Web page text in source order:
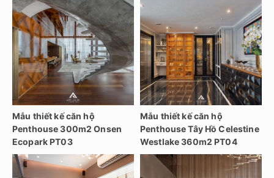
Mẫu thiết kế căn hộ
Penthouse 300m2 Onsen
Ecopark PT03
Mẫu thiết kế căn hộ
Penthouse Tây Hồ Celestine
Westlake 360m2 PT04